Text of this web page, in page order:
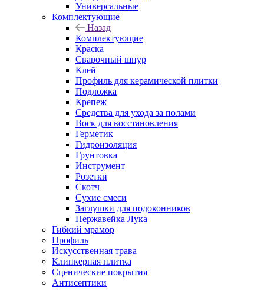
Универсальные
Комплектующие
Назад
Комплектующие
Краска
Сварочный шнур
Клей
Профиль для керамической плитки
Подложка
Крепеж
Средства для ухода за полами
Воск для восстановления
Герметик
Гидроизоляция
Грунтовка
Инструмент
Розетки
Скотч
Сухие смеси
Заглушки для подоконников
Нержавейка Лука
Гибкий мрамор
Профиль
Искусственная трава
Клинкерная плитка
Сценические покрытия
Антисептики